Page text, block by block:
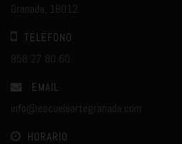
Granada, 18012.
TELÉFONO
958 27 80 60
EMAIL
info@escuelaartegranada.com
HORARIO